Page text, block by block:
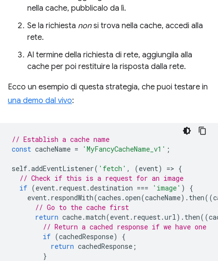
nella cache, pubblicalo da lì.
Se la richiesta nonsi trova nella cache, accedi alla
rete.
Al termine della richiesta di rete, aggiungila alla
cache per poi restituire la risposta dalla rete.
Ecco un esempio di questa strategia, che puoi testare in
una demo dal vivo:
// Establish a cache name
const cacheName = 'MyFancyCacheName_v1' ;
self.addEventListener( 'fetch' , (event) => {
// Check if this is a request for an image
if (event . request .destination === 'image' )
{
event . respondWith(caches .open(cacheName). then((
// Go to the cache first
return cache.match(event . request .url ). then((
// Return a cached response if we have one
if (cachedResponse)
{
return cachedResponse ;
}